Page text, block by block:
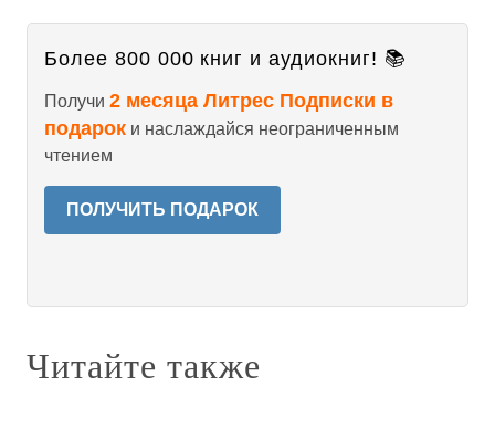
Более 800 000 книг и аудиокниг! 📚
Получи 2 месяца Литрес Подписки в
подарок и наслаждайся неограниченным
чтением
ПОЛУЧИТЬ ПОДАРОК
Читайте также